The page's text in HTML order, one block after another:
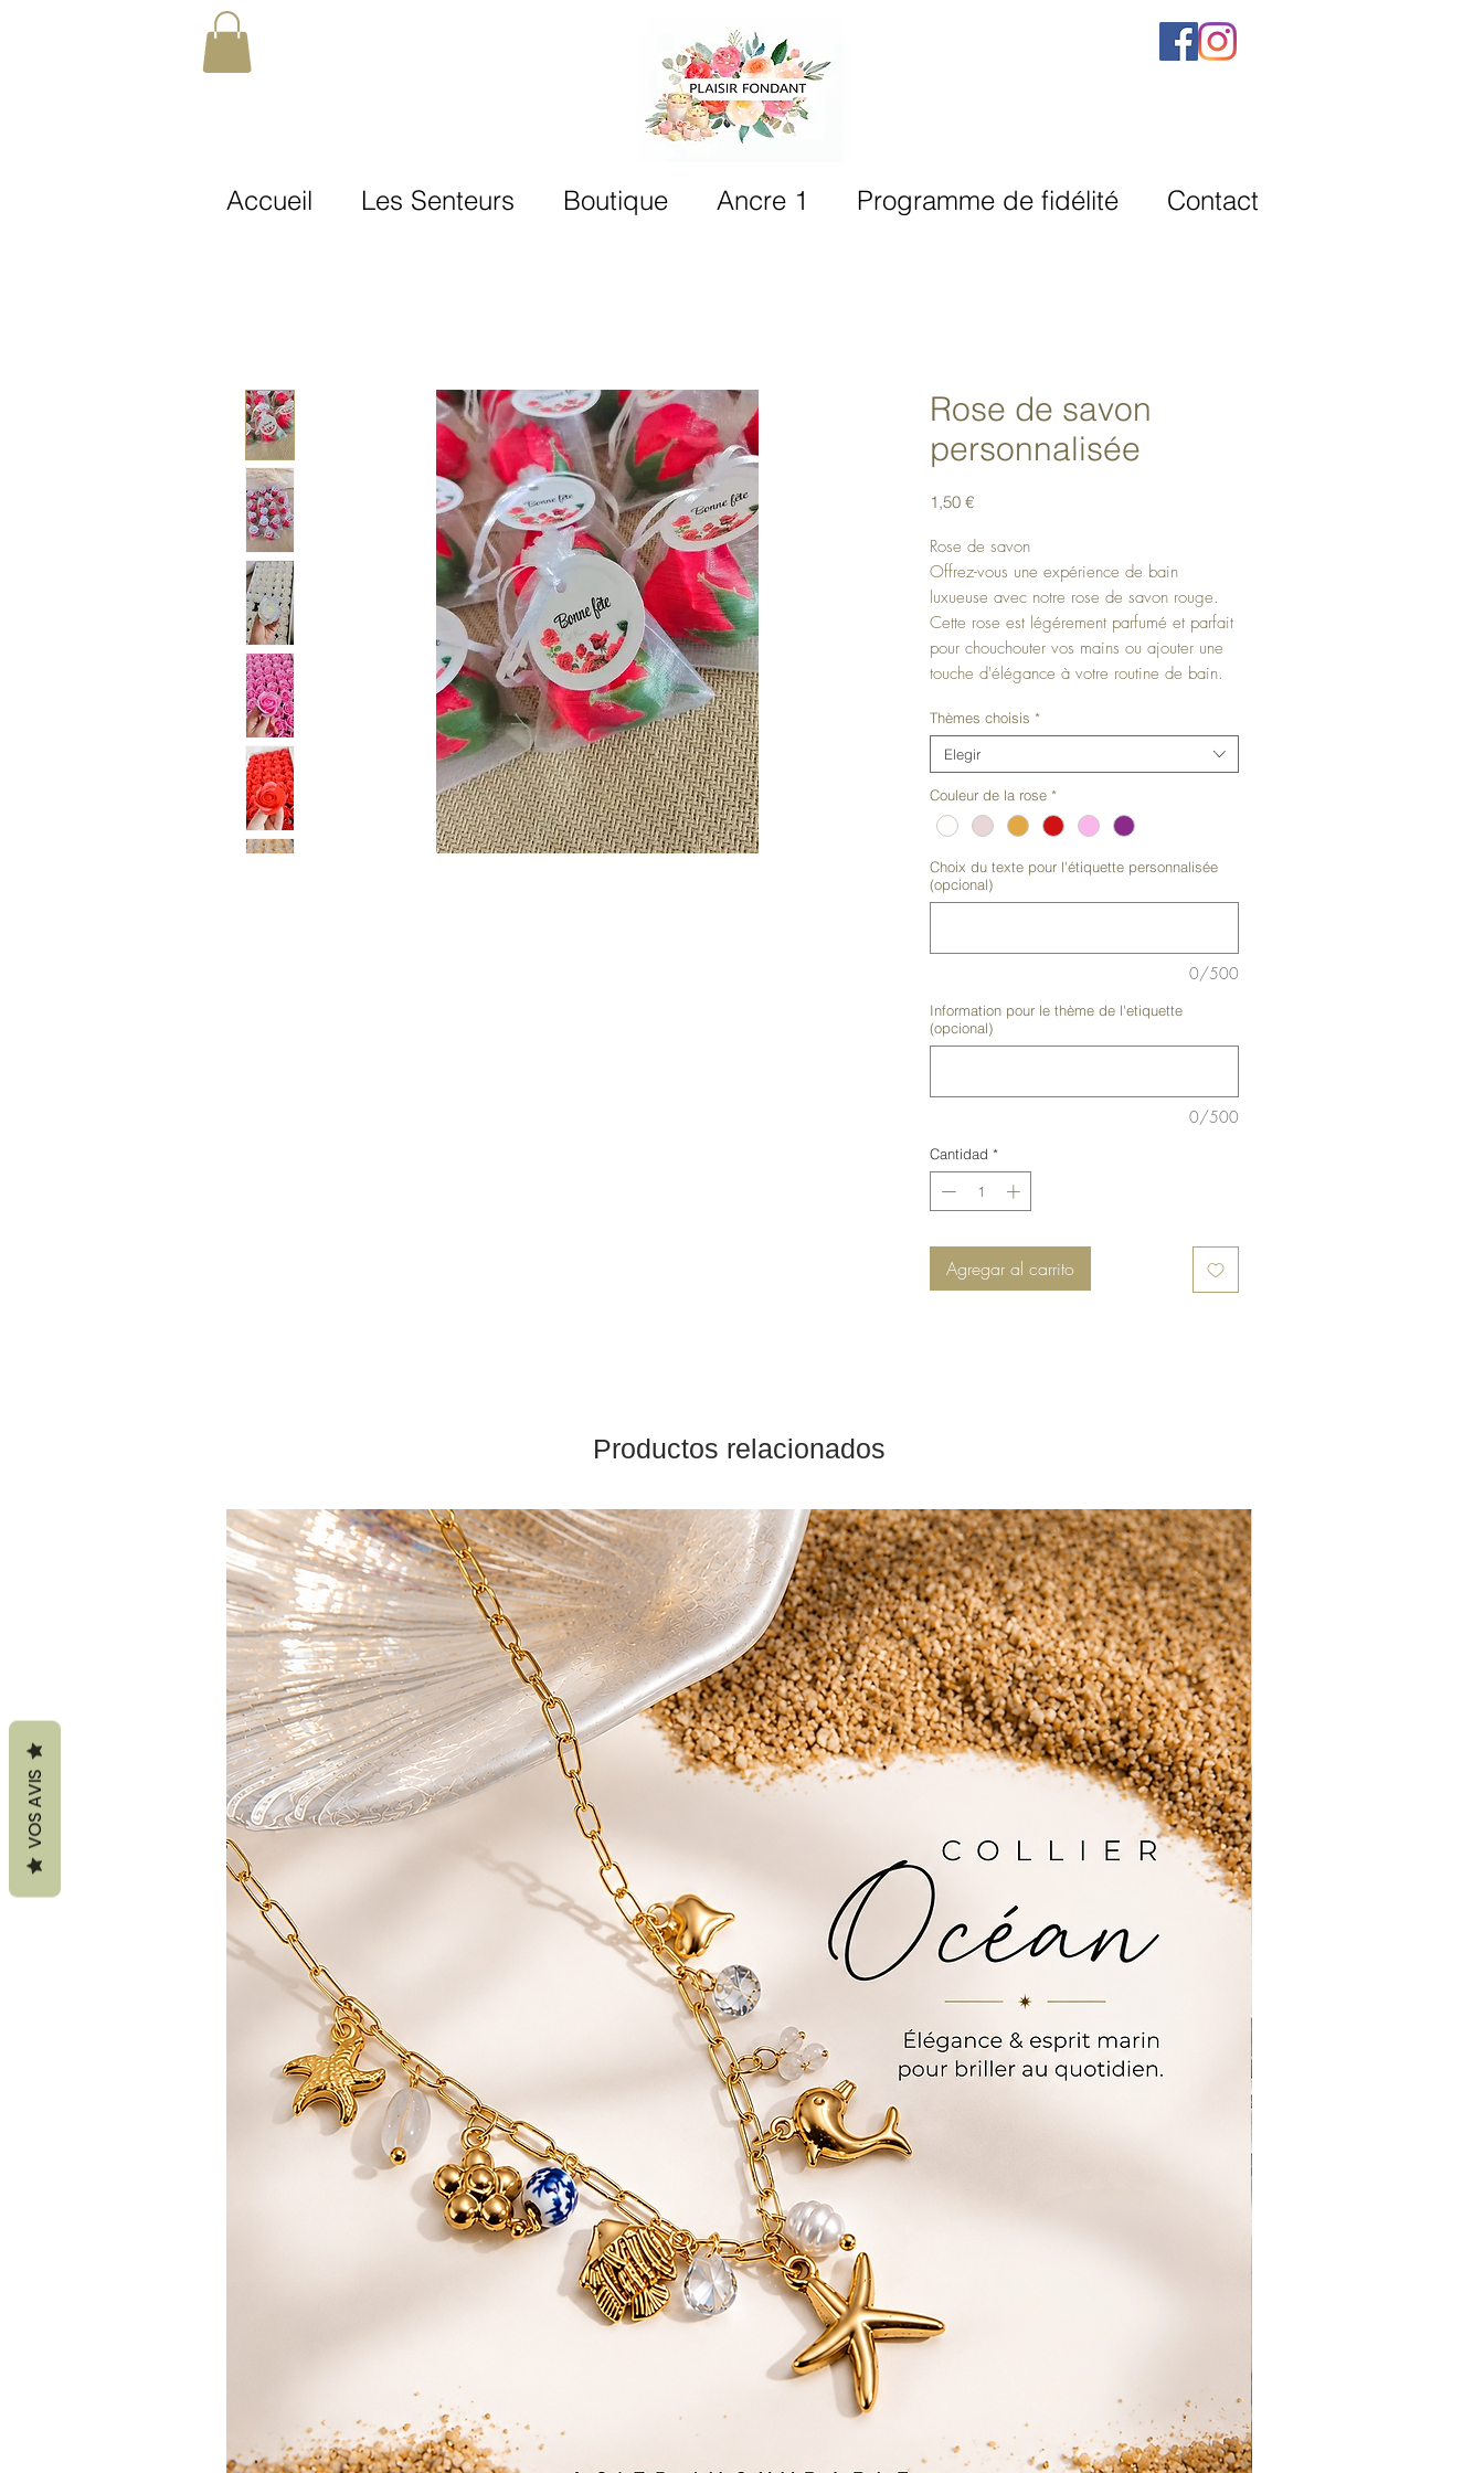
Accueil Les Senteurs Boutique Ancre 1 Programme de fidélité Contact
Rose de savon
personnalisée
1,50 €Precio
Rose de savon
Offrez-vous une expérience de bain
luxueuse avec notre rose de savon rouge.
Cette rose est légérement parfumé et parfait
pour chouchouter vos mains ou ajouter une
touche d'élégance à votre routine de bain.
pour votre intérieur.
Conseils d'utilisation:Placez une feuille de
savon dans vos mains avant d'ajouter de
l'eau. Faites mousser, elle se transforme
mains douces et délicatement parfmées.
Thèmes choisis *
Elegir
Couleur de la rose *
Choix du texte pour l'étiquette personnalisée
(opcional)
0/500
Information pour le thème de l'etiquette
(opcional)
0/500
Cantidad *
Agregar al carrito
Productos relacionados
VOS AVIS